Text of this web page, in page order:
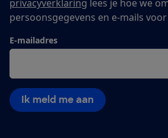
privacyverklaring lees je hoe we
persoonsgegevens en e-mails
E-mailadres
Ik meld me aan